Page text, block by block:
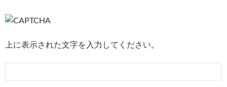
上に表示された文字を入力してください。